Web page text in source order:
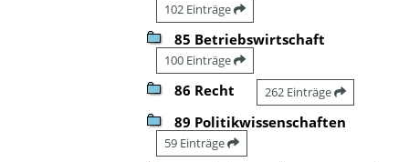
102 Einträge
85 Betriebswirtschaft
100 Einträge
86 Recht 262 Einträge
89 Politikwissenschaften
59 Einträge